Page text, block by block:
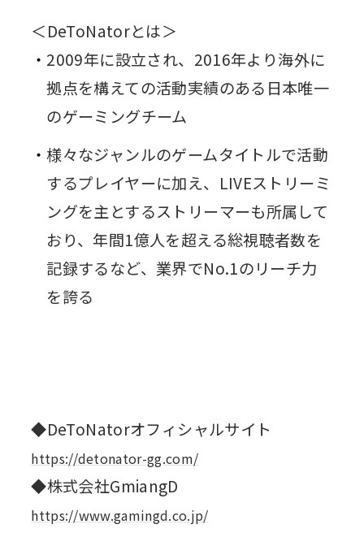
＜DeToNatorとは＞
2009年に設立され、2016年より海外に
拠点を構えての活動実績のある日本唯一
のゲーミングチーム
様々なジャンルのゲームタイトルで活動
するプレイヤーに加え、LIVEストリーミ
ングを主とするストリーマーも所属して
おり、年間1億人を超える総視聴者数を
記録するなど、業界でNo.1のリーチ力
を誇る
◆DeToNatorオフィシャルサイト
https://detonator-gg.com/
◆株式会社GmiangD
https://www.gamingd.co.jp/